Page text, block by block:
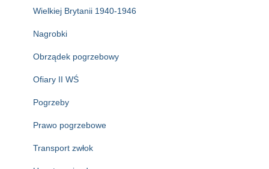
Wielkiej Brytanii 1940-1946
Nagrobki
Obrządek pogrzebowy
Ofiary II WŚ
Pogrzeby
Prawo pogrzebowe
Transport zwłok